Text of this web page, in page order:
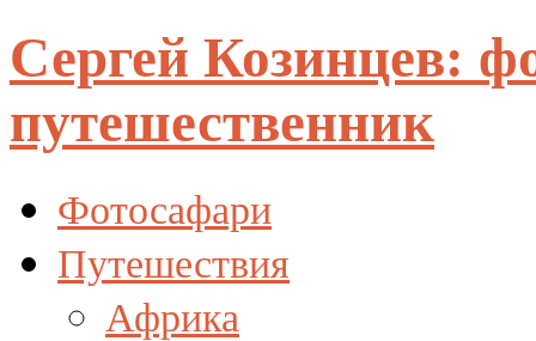
Сергей Козинцев:
путешественник
Фотосафари
Путешествия
Африка